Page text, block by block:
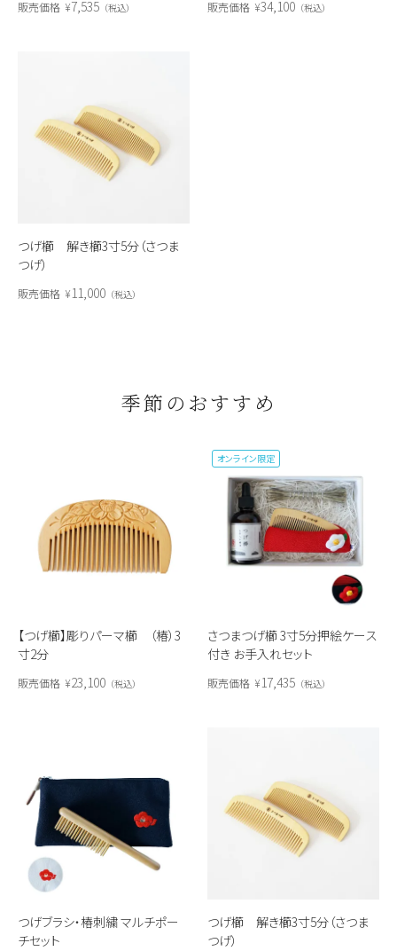
販売価格 ¥7,535 税込 販売価格 ¥34,100 税込
つげ櫛 解き櫛3寸5分（さつま
つげ）
販売価格 ¥11,000 税込
季節のおすすめ
【つげ櫛】彫りパーマ櫛 （椿）3
寸2分
販売価格 ¥23,100 税込
さつまつげ櫛 3寸5分押絵ケース
付き お手入れセット
オンライン限定
販売価格 ¥17,435 税込
つげブラシ・椿刺繍 マルチポー
チセット
つげ櫛 解き櫛3寸5分（さつま
つげ）